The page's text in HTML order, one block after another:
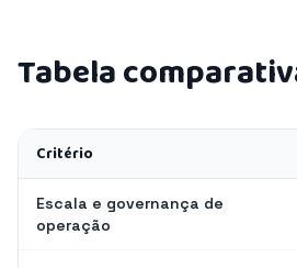
Tabela
Critério
Escala e governança de
operação